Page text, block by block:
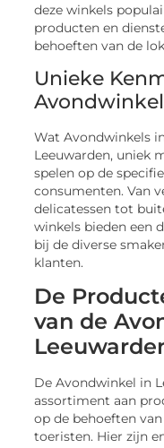
deze winkels
producten en
behoeften van de
Unieke
Wat Avondwinkels
Leeuwarden, uniek
spelen op de
consumenten. Van
delicatessen tot
winkels bieden een
bij de diverse
klanten.
De
van de
De Avondwinkel in
assortiment aan
op de behoeften
toeristen. Hier zijn